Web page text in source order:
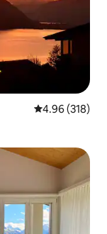
औसत रेटिंग 5 में से
4.96 (318)